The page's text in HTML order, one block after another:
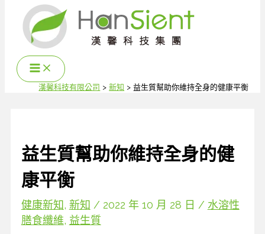
漢馨科技有限公司 新知 益生質幫助你維持全身的健康平衡
益生質幫助你維持全身的健
康平衡
健康新知, 新知 / 2022 年 10 月 28 日 / 水溶性
膳食纖維, 益生質